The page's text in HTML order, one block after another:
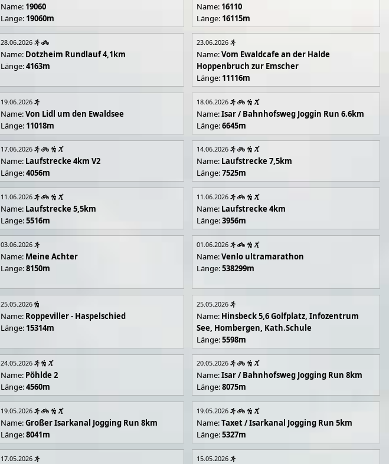
Name: 19060
Länge: 19060m
Name: 16110
Länge: 16115m
28.06.2026
Name: Dotzheim Rundlauf 4,1km
Länge:4163m
23.06.2026
Name:Vom Ewaldcafe an der Halde
Hoppenbruch zur Emscher
Länge: 11116m
19.06.2026
Name:Von Lidl um den Ewaldsee
Länge: 11018m
18.06.2026
Name:Isar / Bahnhofsweg Joggin Run 6.6km
Länge:6645m
17.06.2026
Name: Laufstrecke 4km V2
Länge:4056m
14.06.2026
Name: Laufstrecke 7,5km
Länge:7525m
11.06.2026
Name: Laufstrecke 5,5km
Länge:5516m
11.06.2026
Name: Laufstrecke 4km
Länge:3956m
03.06.2026
Name: Meine Achter
Länge:8150m
01.06.2026
Name:Venlo ultramarathon
Länge:538299m
25.05.2026
Name: Roppeviller - Haspelschied
Länge: 15314m
25.05.2026
Name: Hinsbeck 5,6 Golfplatz, Infozentrum
See, Hombergen, Kath.Schule
Länge:5598m
24.05.2026
Name: Pöhlde 2
Länge:4560m
20.05.2026
Name:Isar / Bahnhofsweg Jogging Run 8km
Länge:8075m
19.05.2026
Name:Großer Isarkanal Jogging Run 8km
Länge:8041m
19.05.2026
Name:Taxet / Isarkanal Jogging Run 5km
Länge:5327m
17.05.2026 15.05.2026